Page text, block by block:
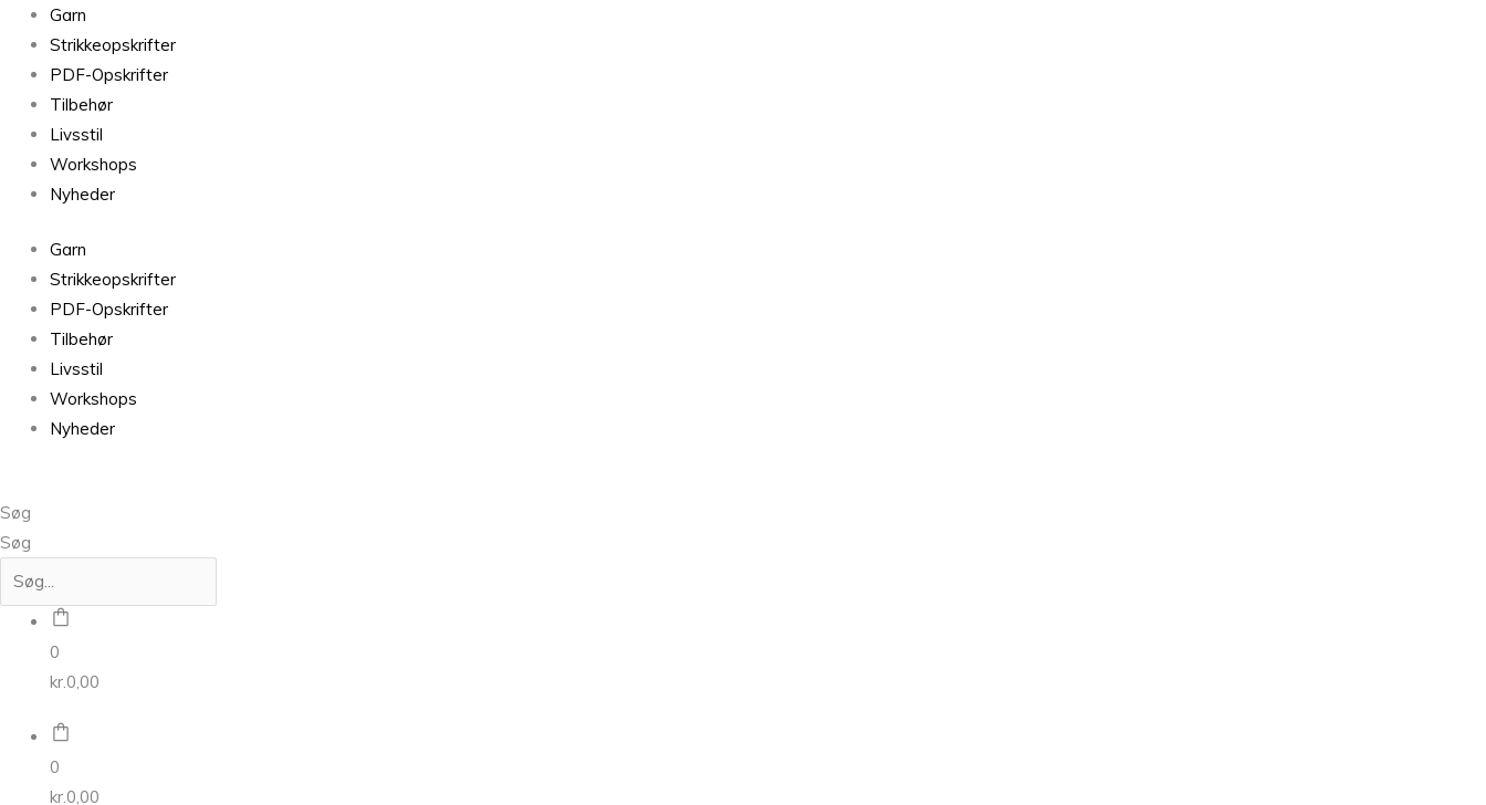
Garn
Strikkeopskrifter
PDF-Opskrifter
Tilbehør
Livsstil
Workshops
Nyheder
Garn
Strikkeopskrifter
PDF-Opskrifter
Tilbehør
Livsstil
Workshops
Nyheder
Søg
Søg
0
kr.0,00
0
kr.0,00
Farv
garn
antal